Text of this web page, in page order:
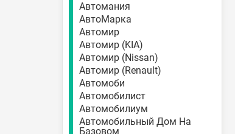
Автомания
АвтоМарка
Автомир
Автомир (KIA)
Автомир (Nissan)
Автомир (Renault)
Автомоби
Автомобилист
Автомобилиум
Автомобильный Дом На
Базовом